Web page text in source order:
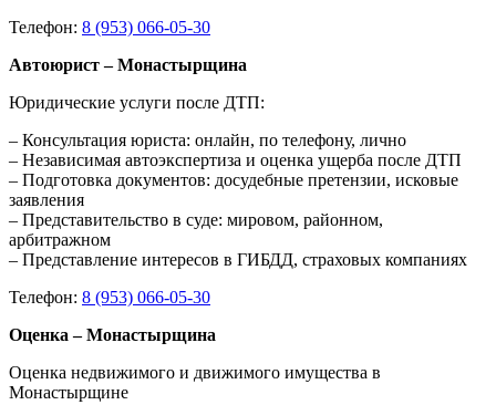
Телефон: 8 (953) 066-05-30
Автоюрист – Монастырщина
Юридические услуги после ДТП:
– Консультация юриста: онлайн, по телефону, лично
– Независимая автоэкспертиза и оценка ущерба после ДТП
– Подготовка документов: досудебные претензии, исковые
заявления
– Представительство в суде: мировом, районном,
арбитражном
– Представление интересов в ГИБДД, страховых компаниях
Телефон: 8 (953) 066-05-30
Оценка – Монастырщина
Оценка недвижимого и движимого имущества в
Монастырщине